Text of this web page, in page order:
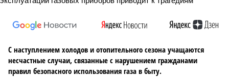
С наступлением холодов и отопительного сезона учащаются
несчастные случаи, связанные с нарушением гражданами
правил безопасного использования газа в быту.